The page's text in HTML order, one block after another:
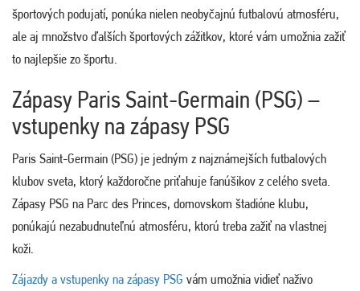
športových podujatí, ponúka nielen neobyčajnú futbalovú atmosféru,
ale aj množstvo ďalších športových zážitkov, ktoré vám umožnia zažiť
to najlepšie zo športu.
Zápasy Paris Saint-Germain (PSG) –
vstupenky na zápasy PSG
Paris Saint-Germain (PSG) je jedným z najznámejších futbalových
klubov sveta, ktorý každoročne priťahuje fanúšikov z celého sveta.
Zápasy PSG na Parc des Princes, domovskom štadióne klubu,
ponúkajú nezabudnuteľnú atmosféru, ktorú treba zažiť na vlastnej
koži.
Zájazdy a vstupenky na zápasy PSG vám umožnia vidieť naživo